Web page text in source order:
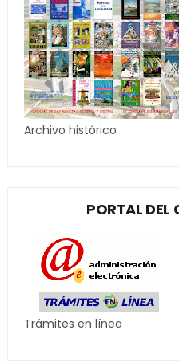
Archivo histórico
PORTAL DEL
Trámites en línea